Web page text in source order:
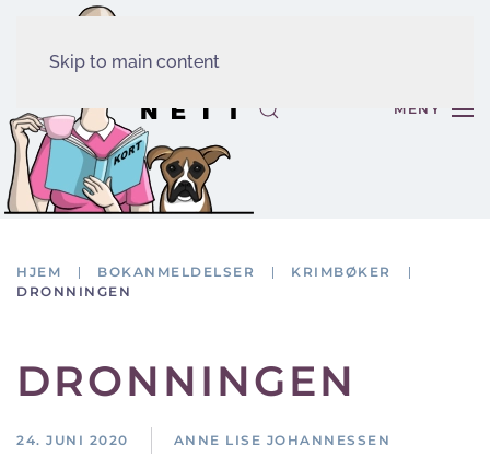
Skip to main content
MENY
HJEM BOKANMELDELSER
KRIMBØKER
DRONNINGEN
DRONNINGEN
24. JUNI 2020 ANNE LISE JOHANNESSEN